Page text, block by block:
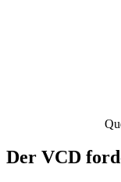
Der VCD